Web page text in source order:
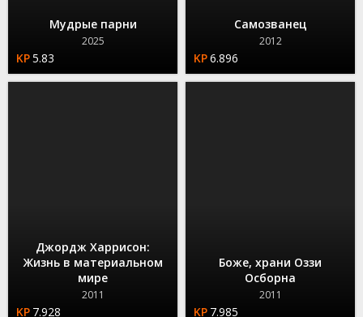
Мудрые парни
2025
5.83
Самозванец
2012
6.896
Джордж Харрисон:
Жизнь в материальном
мире
2011
7.928
Боже, храни Оззи
Осборна
2011
7.985